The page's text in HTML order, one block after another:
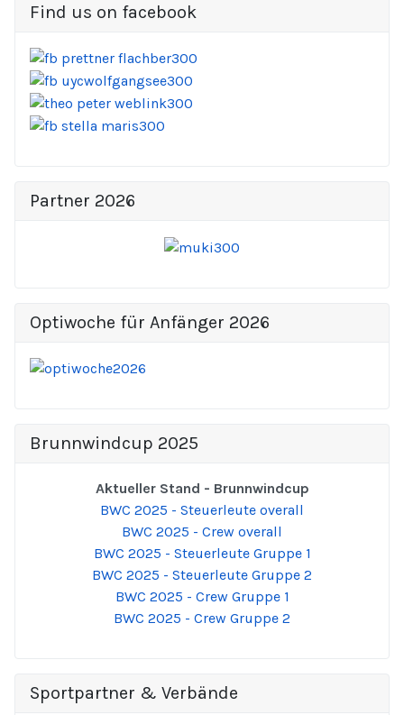
Find us on facebook
Partner 2026
Optiwoche für Anfänger 2026
Brunnwindcup 2025
Aktueller Stand - Brunnwindcup
BWC 2025 - Steuerleute overall
BWC 2025 - Crew overall
BWC 2025 - Steuerleute Gruppe 1
BWC 2025 - Steuerleute Gruppe 2
BWC 2025 - Crew Gruppe 1
BWC 2025 - Crew Gruppe 2
Sportpartner & Verbände